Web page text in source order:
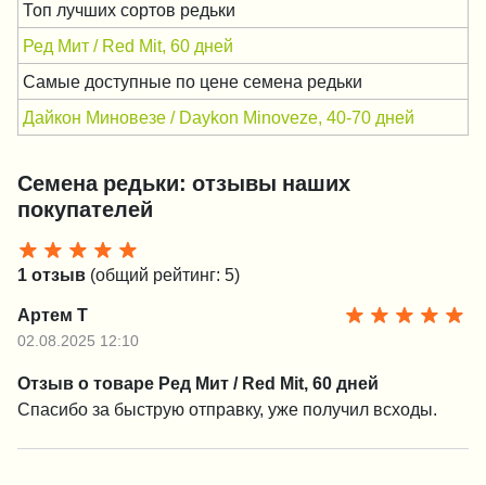
Топ лучших сортов редьки
Ред Мит / Red Mit, 60 дней
Самые доступные по цене семена редьки
Дайкон Миновезе / Daykon Minoveze, 40-70 дней
Семена редьки: отзывы наших
покупателей
1 отзыв (общий рейтинг: 5)
Артем Т
02.08.2025 12:10
Отзыв о товаре Ред Мит / Red Mit, 60 дней
Спасибо за быструю отправку, уже получил всходы.